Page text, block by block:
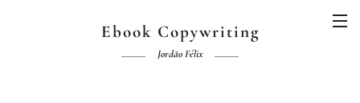
Ebook Copywriting
Jordão Félix